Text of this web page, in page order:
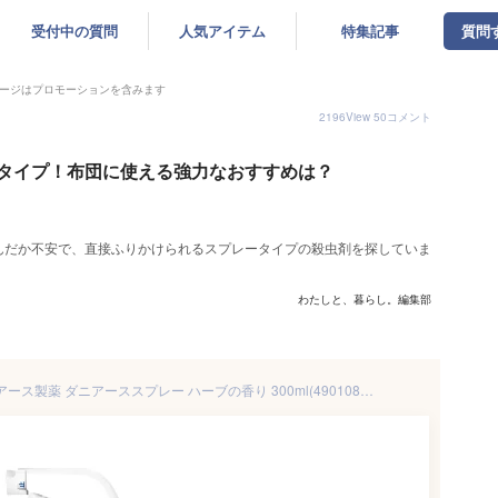
受付中の質問 人気アイテム 特集記事 質問
ジはプロモーションを含みます
2196View 50コメント
イプ！布団に使える強力なおすすめは？
か不安で、直接ふりかけられるスプレータイプの殺虫剤を探していま
わたしと、暮らし。編集部